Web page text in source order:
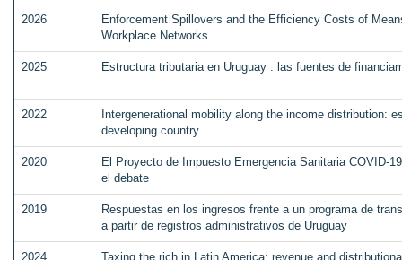
2026
Enforcement Spillovers and the Efficiency Costs of
Workplace Networks
2025 Estructura tributaria en Uruguay : las fuentes de
2022
Intergenerational mobility along the income distribution:
developing country
2020
El Proyecto de Impuesto Emergencia Sanitaria COVID-
el debate
2019
Respuestas en los ingresos frente a un programa de
a partir de registros administrativos de Uruguay
2024 Taxing the rich in Latin America: revenue and